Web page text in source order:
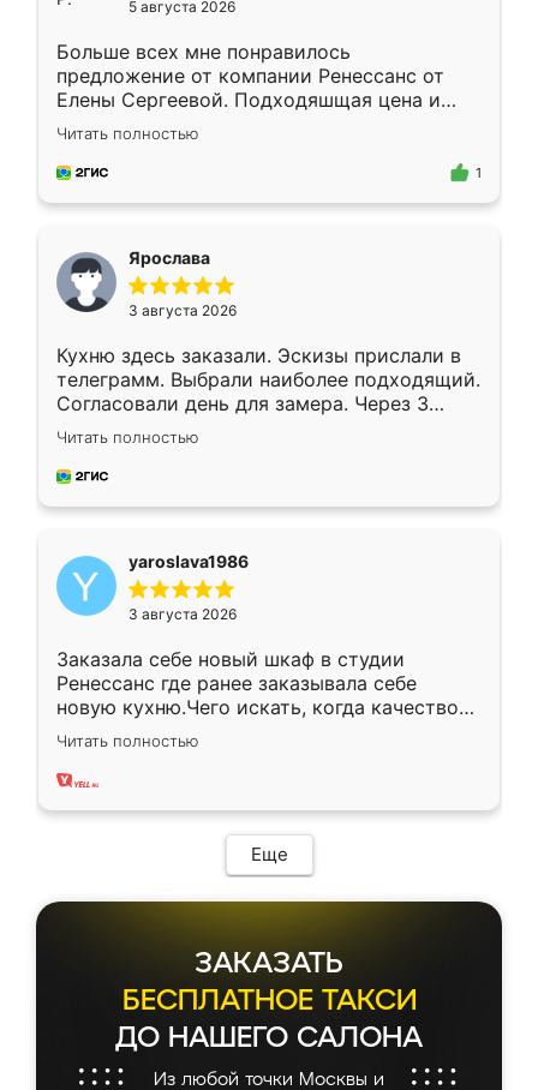
5 августа 2026
Больше всех мне понравилось
предложение от компании Ренессанс от
Елены Сергеевой. Подходяшщая цена и
короткие сроки изготовления. Приехавший
для замера сотрудник Владислав
предложил по моему эскизу самый
Читать полностью
1
Ярослава
3 августа 2026
Кухню здесь заказали. Эскизы прислали в
телеграмм. Выбрали наиболее подходящий.
Согласовали день для замера. Через 3
недели кухня была уже готова. Остались
довольны работой. Спасибо Ренессанс
мебель за качественную работу!
Читать полностью
yaroslava1986
3 августа 2026
Заказала себе новый шкаф в студии
Ренессанс где ранее заказывала себе
новую кухню.Чего искать, когда качеством
вполне довольна. Служит кухня уже почти
два года, нареканий нет.
Читать полностью
Еще
ЗАКАЗАТЬ
БЕСПЛАТНОЕ ТАКСИ
ДО НАШЕГО САЛОНА
Из любой точки Москвы и